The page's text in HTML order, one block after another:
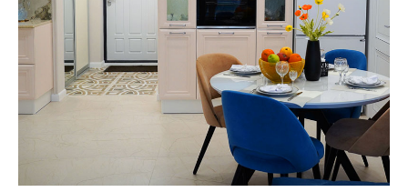
Наши контакты
Строительная компания
«Азбука Ремонта»
Мы с радостью проконсультируем вас по всем
вопросам по ремонту квартир, домов, офисов